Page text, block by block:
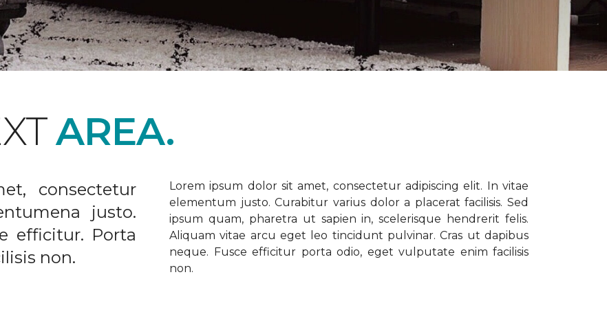
AREA.
consectetur
justo.
efficitur. Porta
non.
Lorem ipsum dolor sit amet, consectetur adipiscing elit. In vitae
elementum justo. Curabitur varius dolor a placerat facilisis. Sed
ipsum quam, pharetra ut sapien in, scelerisque hendrerit felis.
Aliquam vitae arcu eget leo tincidunt pulvinar. Cras ut dapibus
neque. Fusce efficitur porta odio, eget vulputate enim facilisis
non.